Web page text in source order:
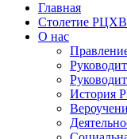
Главная
Столетие
О нас
История